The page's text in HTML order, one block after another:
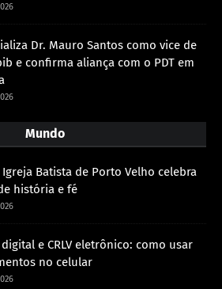
Dr. Mauro Santos como vice de
e confirma aliança com o PDT em
Mundo
Batista de Porto Velho celebra
história e fé
digital e CRLV eletrônico: como usar
no celular